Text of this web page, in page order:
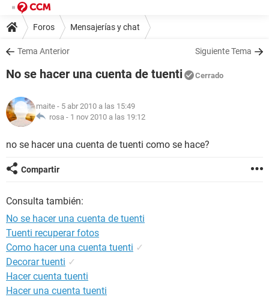
Foros Mensajerías y chat
Tema Anterior Siguiente Tema
No se hacer una cuenta de tuenti Cerrado
maite - 5 abr 2010 a las 15:49
rosa - 1 nov 2010 a las 19:12
no se hacer una cuenta de tuenti como se hace?
Compartir
Consulta también:
No se hacer una cuenta de tuenti
Tuenti recuperar fotos
Como hacer una cuenta tuenti ✓
Decorar tuenti ✓
Hacer cuenta tuenti
Hacer una cuenta tuenti